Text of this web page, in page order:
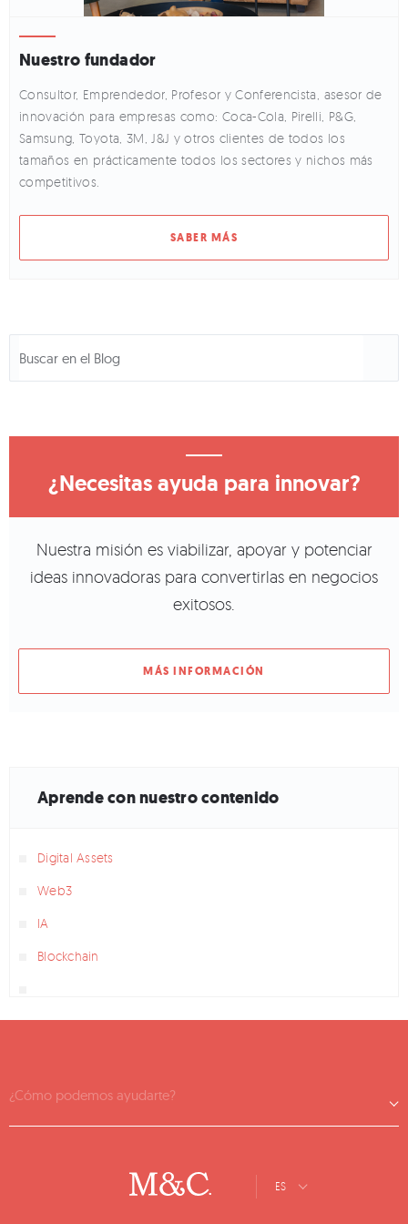
Nuestro fundador
Consultor, Emprendedor, Profesor y Conferencista, asesor de
innovación para empresas como: Coca-Cola, Pirelli, P&G,
Samsung, Toyota, 3M, J&J y otros clientes de todos los
tamaños en prácticamente todos los sectores y nichos más
competitivos.
SABER MÁS
¿Necesitas ayuda para innovar?
Nuestra misión es viabilizar, apoyar y potenciar
ideas innovadoras para convertirlas en negocios
exitosos.
MÁS INFORMACIÓN
Aprende con nuestro contenido
Digital Assets
Web3
IA
Blockchain
¿Cómo podemos ayudarte?
ES